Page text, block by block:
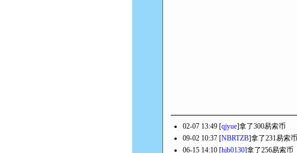
02-07 13:49 [qjyue]拿了300易索币
09-02 10:37 [NBRTZB]拿了231易索币
06-15 14:10 [hjb0130]拿了256易索币